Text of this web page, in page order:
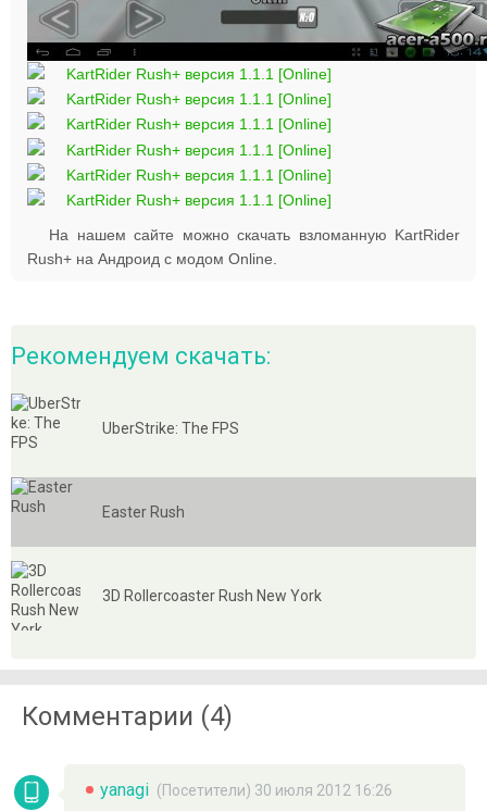
На нашем сайте можно скачать взломанную KartRider
Rush+ на Андроид с модом Online.
Рекомендуем скачать:
UberStrike: The FPS
Easter Rush
3D Rollercoaster Rush New York
Комментарии (4)
yanagi (Посетители) 30 июля 2012 16:26